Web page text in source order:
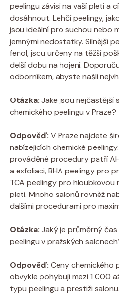
peelingu závisí na vaší pleti a
dosáhnout. Lehčí peelingy,
jsou ideální pro suchou nebo
jemnými nedostatky. Silnější
fenol, jsou určeny na těžší
delší dobu na hojení.
odborníkem, abyste našli
Otázka: Jaké jsou nejčastější
chemického peelingu v Praze?
Odpověď: V Praze najdete
nabízejících chemické
prováděné procedury patří
a exfoliaci, BHA peelingy pro
TCA peelingy pro hloubkovou
pleti. Mnoho salonů rovněž
dalšími procedurami pro
Otázka: Jaký je průměrný
peelingu v pražských
Odpověď: Ceny chemického
obvykle pohybují mezi 1 000
typu peelingu a prestiži